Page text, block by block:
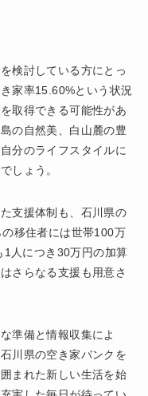
検討している方にとっ
家率15.60%という状況
取得できる可能性があ
の自然美、白山麓の豊
分のライフスタイルに
しょう。
支援体制も、石川県の
移住者には世帯100万
人につき30万円の加算
さらなる支援も用意さ
準備と情報収集によ
川県の空き家バンクを
まれた新しい生活を始